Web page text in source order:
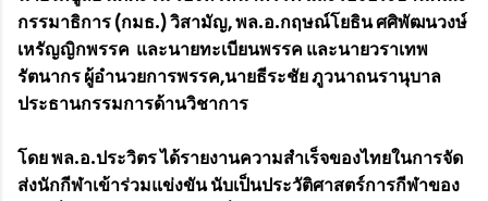
กรรมาธิการ (กมธ.) วิสามัญ, พล.อ.กฤษณ์โยธิน ศศิพัฒนวงษ์
เหรัญญิกพรรค และนายทะเบียนพรรค และนายวราเทพ
รัตนากร ผู้อำนวยการพรรค,นายธีระชัย ภูวนาถนรานุบาล
ประธานกรรมการด้านวิชาการ
โดย พล.อ.ประวิตร ได้รายงานความสำเร็จของไทยในการจัด
ส่งนักกีฬาเข้าร่วมแข่งขัน นับเป็นประวัติศาสตร์การกีฬาของ